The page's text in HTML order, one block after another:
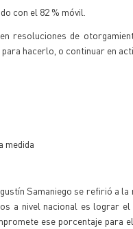
con el 82 % móvil.
resoluciones de
hacerlo, o continuar en
medida
Samaniego se refirió a
a nivel nacional es lograr
ese porcentaje